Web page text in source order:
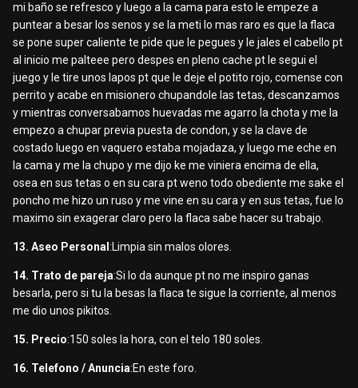
mi baño se refresco y luego a la cama para esto le empeze a
puntear a besar los senos y se la meti lo mas raro es que la flaca
se pone super caliente te pide que le pegues y le jales el cabello pt
al inicio me palteee pero despes en pleno cache pt le segui el
juego y le tire unos lapos pt que le deje el potito rojo, comense con
perrito y acabe en misionero chupandole las tetas, descanzamos
y mientras conversabamos huevadas me agarro la chota y me la
empezo a chupar previa puesta de condon, y se la clave de
costado luego en vaquero estaba mojadaza, y luego me eche en
la cama y me la chupo y me dijo ke me viniera encima de ella,
osea en sus tetas o en su cara pt weno todo obediente me sake el
poncho me hizo un ruso y me vine en su cara y en sus tetas, fue lo
maximo sin exagerar claro pero la flaca sabe hacer su trabajo.
13. Aseo Personal :Limpia sin malos olores.
14. Trato de pareja:Si lo da aunque pt no me inspiro ganas
besarla, pero si tu la besas la flaca te sigue la corriente, al menos
me dio unos pikitos.
15. Precio:150 soles la hora, con el telo 180 soles.
16. Telefono / Anuncia:En este foro.